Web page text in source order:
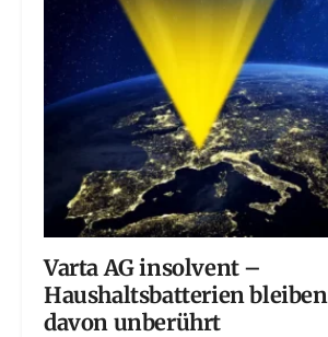
Varta AG insolvent –
Haushaltsbatterien bleiben
davon unberührt